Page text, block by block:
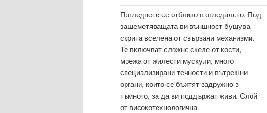
Погледнете се отблизо в огледалото. Под
зашеметяващата ви външност бушува
скрита вселена от свързани механизми.
Те включват сложно скеле от кости,
мрежа от жилести мускули, много
специализирани течности и вътрешни
органи, които се бъхтят задружно в
тъмното, за да ви поддържат живи. Слой
от високотехнологична